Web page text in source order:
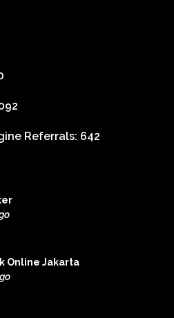
Referrals: 642
Online Jakarta